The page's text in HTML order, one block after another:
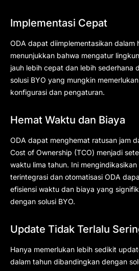
Implementasi Cepat
ODA dapat diimplementasikan dalam
menunjukkan bahwa mengatur
jauh lebih cepat dan lebih sederhana
solusi BYO yang mungkin
konfigurasi dan pengaturan.
Hemat Waktu dan Biaya
ODA dapat menghemat ratusan jam
Cost of Ownership (TCO) menjadi
waktu lima tahun. Ini
terintegrasi dan otomatisasi ODA
efisiensi waktu dan biaya yang
dengan solusi BYO.
Update Tidak Terlalu
Hanya memerlukan lebih sedikit
dalam tahun dibandingkan dengan